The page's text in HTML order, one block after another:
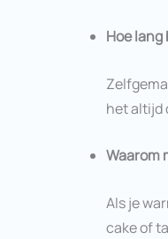
Hoe
het altijd
Waarom
Als je
cake of